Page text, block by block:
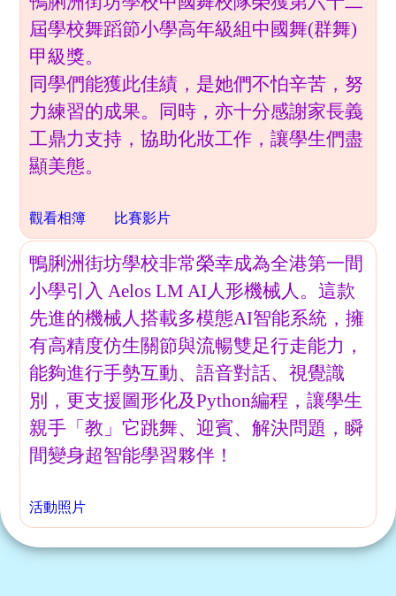
屆學校舞蹈節小學高年級組中國舞(群舞)
甲級獎。
同學們能獲此佳績，是她們不怕辛苦，努
力練習的成果。同時，亦十分感謝家長義
工鼎力支持，協助化妝工作，讓學生們盡
顯美態。
觀看相簿 比賽影片
鴨脷洲街坊學校非常榮幸成為全港第一間
小學引入 Aelos LM AI人形機械人。這款
先進的機械人搭載多模態AI智能系統，擁
有高精度仿生關節與流暢雙足行走能力，
能夠進行手勢互動、語音對話、視覺識
別，更支援圖形化及Python編程，讓學生
親手「教」它跳舞、迎賓、解決問題，瞬
間變身超智能學習夥伴！
活動照片